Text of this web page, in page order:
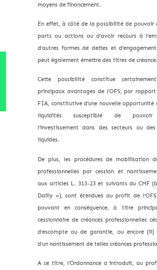
moyens de financement.
En effet, à côté de la possibilité de pouvoir
parts ou actions ou d’avoir recours à
d’autres formes de dettes et
peut également émettre des titres de créance.
Cette possibilité constitue
principaux avantages de l’OFS, par
FIA, constitutive d’une nouvelle opportunité
liquidités susceptible de pouvoir
l’investissement dans des secteurs ou
liquides.
De plus, les procédures de mobilisation
professionnelles par cession et
aux articles L. 313-23 et suivants du CMF
Dailly »), sont étendues au profit de
pouvant en conséquence, à titre
cessionnaire de créances professionnelles
d’escompte ou de garantie, ou encore (ii)
d’un nantissement de telles créances
A ce titre, l’Ordonnance a introduit, au